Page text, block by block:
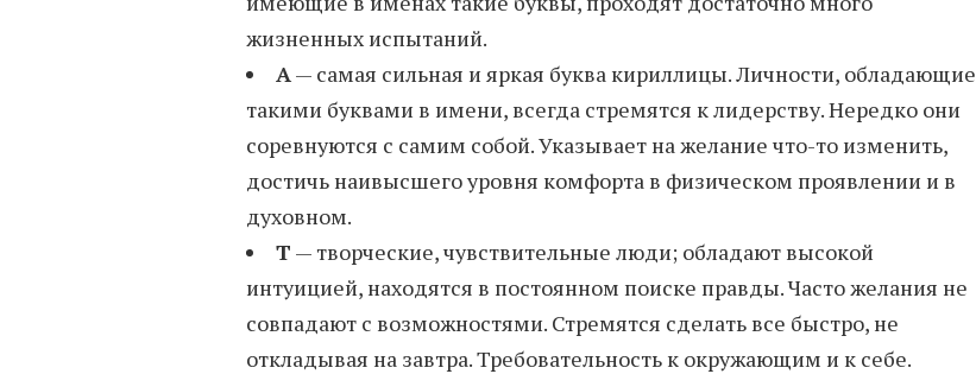
жизненных испытаний.
А — самая сильная и яркая буква кириллицы. Личности, обладающие
такими буквами в имени, всегда стремятся к лидерству. Нередко они
соревнуются с самим собой. Указывает на желание что-то изменить,
достичь наивысшего уровня комфорта в физическом проявлении и в
духовном.
Т — творческие, чувствительные люди; обладают высокой
интуицией, находятся в постоянном поиске правды. Часто желания не
совпадают с возможностями. Стремятся сделать все быстро, не
откладывая на завтра. Требовательность к окружающим и к себе.